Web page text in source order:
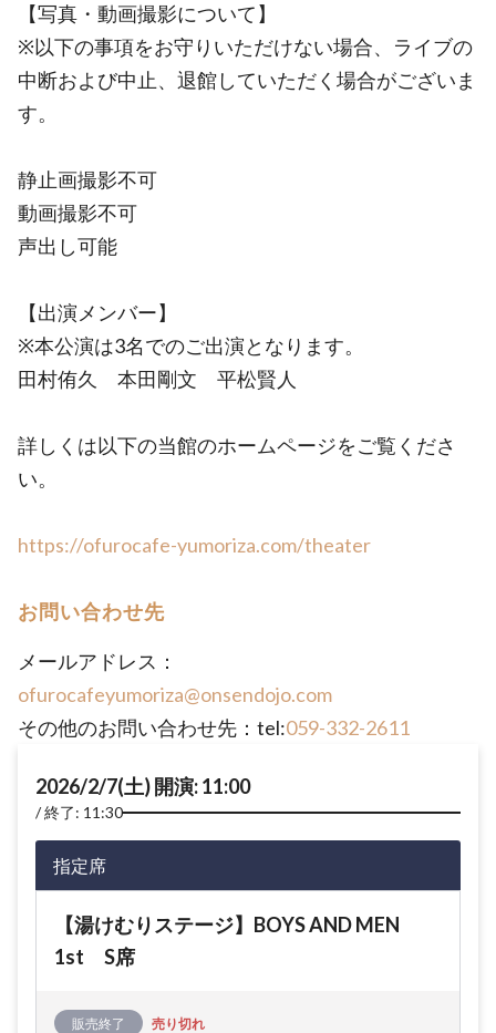
【写真・動画撮影について】
※以下の事項をお守りいただけない場合、ライブの
中断および中止、退館していただく場合がございま
す。
静止画撮影不可
動画撮影不可
声出し可能
【出演メンバー】
※本公演は3名でのご出演となります。
田村侑久 本田剛文 平松賢人
詳しくは以下の当館のホームページをご覧くださ
い。
https://ofurocafe-yumoriza.com/theater
お問い合わせ先
メールアドレス：
ofurocafeyumoriza@onsendojo.com
その他のお問い合わせ先：tel:059-332-2611
2026/2/7(土) 開演: 11:00
終了: 11:30
指定席
【湯けむりステージ】BOYS AND MEN
1st S席
販売終了 売り切れ